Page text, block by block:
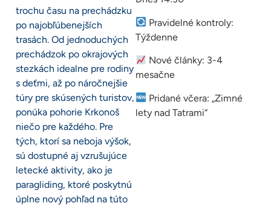
trochu času na prechádzku
po najobľúbenejších
trasách. Od jednoduchých
prechádzok po okrajových
stezkách idealne pre rodiny
s deťmi, až po náročnejšie
túry pre skúsených turistov,
ponúka pohorie Krkonoš
niečo pre každého. Pre
tých, ktorí sa neboja výšok,
sú dostupné aj vzrušujúce
letecké aktivity, ako je
paragliding, ktoré poskytnú
úplne nový pohľad na túto
Pravidelné kontroly:
Týždenne
Nové články: 3-4
mesačne
Pridané včera: „Zimné
lety nad Tatrami“